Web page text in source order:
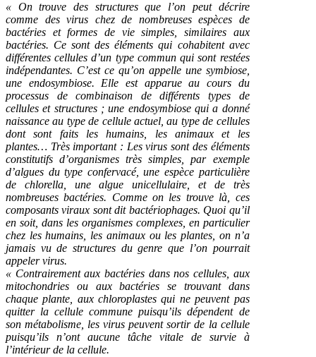
« On trouve des structures que l’on peut décrire
comme des virus chez de nombreuses espèces de
bactéries et formes de vie simples, similaires aux
bactéries. Ce sont des éléments qui cohabitent avec
différentes cellules d’un type commun qui sont restées
indépendantes. C’est ce qu’on appelle une symbiose,
une endosymbiose. Elle est apparue au cours du
processus de combinaison de différents types de
cellules et structures ; une endosymbiose qui a donné
naissance au type de cellule actuel, au type de cellules
dont sont faits les humains, les animaux et les
plantes… Très important : Les virus sont des éléments
constitutifs d’organismes très simples, par exemple
d’algues du type confervacé, une espèce particulière
de chlorella, une algue unicellulaire, et de très
nombreuses bactéries. Comme on les trouve là, ces
composants viraux sont dit bactériophages. Quoi qu’il
en soit, dans les organismes complexes, en particulier
chez les humains, les animaux ou les plantes, on n’a
jamais vu de structures du genre que l’on pourrait
appeler virus.
« Contrairement aux bactéries dans nos cellules, aux
mitochondries ou aux bactéries se trouvant dans
chaque plante, aux chloroplastes qui ne peuvent pas
quitter la cellule commune puisqu’ils dépendent de
son métabolisme, les virus peuvent sortir de la cellule
puisqu’ils n’ont aucune tâche vitale de survie à
l’intérieur de la cellule.